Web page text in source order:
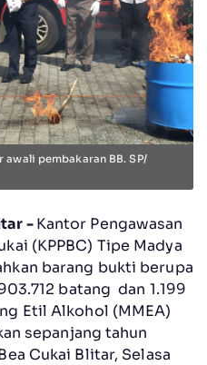
pembakaran BB. SP/
-Kantor Pengawasan
(KPPBC) Tipe Madya
barang bukti berupa
batang dan 1.199
Etil Alkohol (MMEA)
sepanjang tahun
Cukai Blitar, Selasa